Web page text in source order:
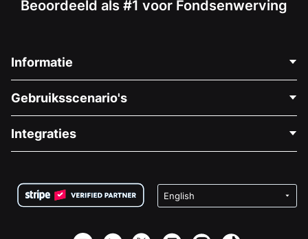
Beoordeeld als #1 voor Fondsenwerving
Informatie
Over Ons
Vacatures
Privacy
Affiliate Partnerschap
Gebruiksscenario's
Medische Fondsenwerving
Goede Doelen Fondsenwerving
Integraties
Wix Donatie Plugin
Webflow Donatie App